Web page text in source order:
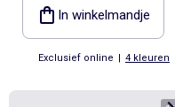
In winkelmandje
Exclusief online | 4 kleuren